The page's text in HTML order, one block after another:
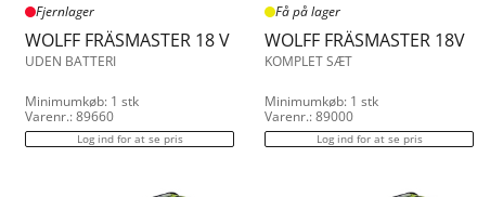
Fjernlager
WOLFF FRÄSMASTER 18 V
UDEN BATTERI
Minimumkøb: 1 stk
Varenr.: 89660
Log ind for at se pris
Få på lager
WOLFF FRÄSMASTER 18V
KOMPLET SÆT
Minimumkøb: 1 stk
Varenr.: 89000
Log ind for at se pris